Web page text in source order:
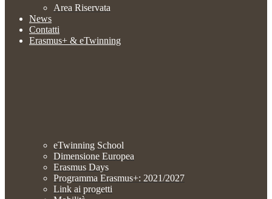
Area Riservata
News
Contatti
Erasmus+ & eTwinning
eTwinning School
Dimensione Europea
Erasmus Days
Programma Erasmus+: 2021/2027
Link ai progetti